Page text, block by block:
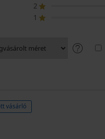
2
1
vásárló